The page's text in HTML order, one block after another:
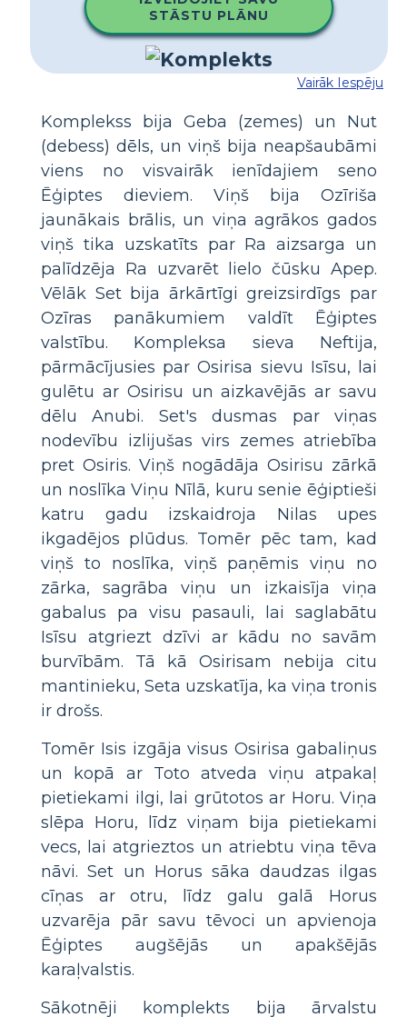
STĀSTU PLĀNU
Vairāk Iespēju
Komplekss bija Geba (zemes) un Nut
(debess) dēls, un viņš bija neapšaubāmi
viens no visvairāk ienīdajiem seno
Ēģiptes dieviem. Viņš bija Ozīriša
jaunākais brālis, un viņa agrākos gados
viņš tika uzskatīts par Ra aizsarga un
palīdzēja Ra uzvarēt lielo čūsku Apep.
Vēlāk Set bija ārkārtīgi greizsirdīgs par
Ozīras panākumiem valdīt Ēģiptes
valstību. Kompleksa sieva Neftija,
pārmācījusies par Osirisa sievu Isīsu, lai
gulētu ar Osirisu un aizkavējās ar savu
dēlu Anubi. Set's dusmas par viņas
nodevību izlijušas virs zemes atriebība
pret Osiris. Viņš nogādāja Osirisu zārkā
un noslīka Viņu Nīlā, kuru senie ēģiptieši
katru gadu izskaidroja Nilas upes
ikgadējos plūdus. Tomēr pēc tam, kad
viņš to noslīka, viņš paņēmis viņu no
zārka, sagrāba viņu un izkaisīja viņa
gabalus pa visu pasauli, lai saglabātu
Isīsu atgriezt dzīvi ar kādu no savām
burvībām. Tā kā Osirisam nebija citu
mantinieku, Seta uzskatīja, ka viņa tronis
ir drošs.
Tomēr Isis izgāja visus Osirisa gabaliņus
un kopā ar Toto atveda viņu atpakaļ
pietiekami ilgi, lai grūtotos ar Horu. Viņa
slēpa Horu, līdz viņam bija pietiekami
vecs, lai atgrieztos un atriebtu viņa tēva
nāvi. Set un Horus sāka daudzas ilgas
cīņas ar otru, līdz galu galā Horus
uzvarēja pār savu tēvoci un apvienoja
Ēģiptes augšējās un apakšējās
karaļvalstis.
Sākotnēji komplekts bija ārvalstu